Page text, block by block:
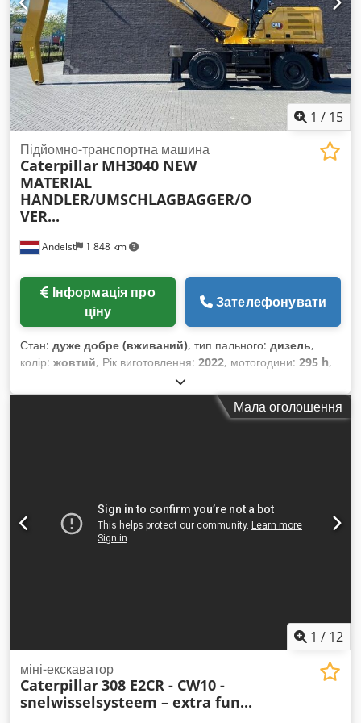
1 / 15
Andelst 1 848 km
Підйомно-транспортна машина
Caterpillar MH3040 NEW
MATERIAL
HANDLER/UMSCHLAGBAGGER/O
VER...
ціну
Зателефонувати
Стан: дуже добре (вживаний), тип пального: дизель,
колір: жовтий, Рік виготовлення: 2022, мотогодини: 295 h,
Мала оголошення
1 / 12
міні-екскаватор
Caterpillar308 E2CR - CW10 -
snelwisselsysteem – extra fun...